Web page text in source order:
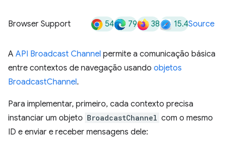
Browser Support 54 79 38 15.4Source
A API Broadcast Channel permite a comunicação básica
entre contextos de navegação usando objetos
BroadcastChannel.
Para implementar, primeiro, cada contexto precisa
instanciar um objeto BroadcastChannel com o mesmo
ID e enviar e receber mensagens dele: